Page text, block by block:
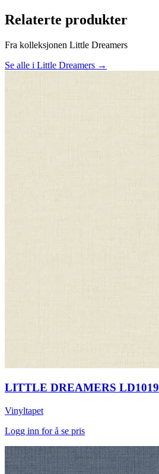
Relaterte produkter
Fra kolleksjonen Little Dreamers
Se alle i Little Dreamers →
LITTLE DREAMERS LD1019
Vinyltapet
Logg inn for å se pris